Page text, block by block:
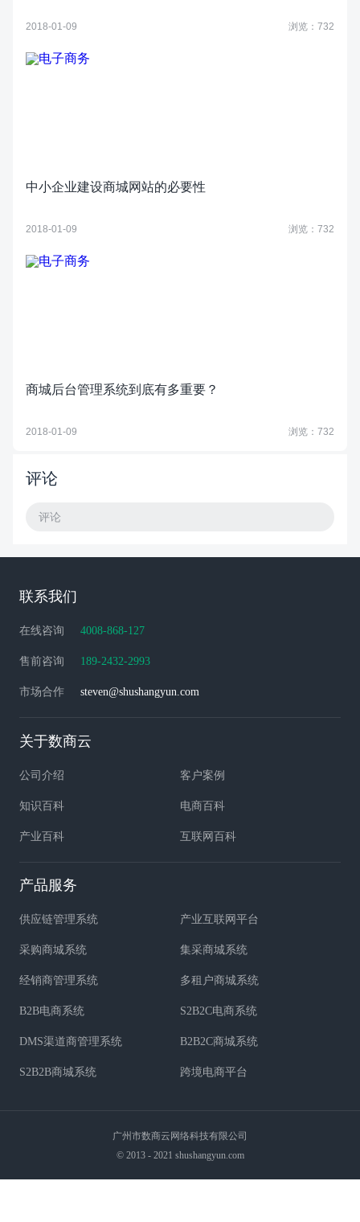
2018-01-09 浏览：732
中小企业建设商城网站的必要性
2018-01-09 浏览：732
商城后台管理系统到底有多重要？
2018-01-09 浏览：732
评论
评论
联系我们
在线咨询 4008-868-127
售前咨询 189-2432-2993
市场合作 steven@shushangyun.com
关于数商云
公司介绍 客户案例
知识百科 电商百科
产业百科 互联网百科
产品服务
供应链管理系统 产业互联网平台
采购商城系统 集采商城系统
经销商管理系统 多租户商城系统
B2B电商系统 S2B2C电商系统
DMS渠道商管理系统 B2B2C商城系统
S2B2B商城系统 跨境电商平台
广州市数商云网络科技有限公司
© 2013 - 2021 shushangyun.com